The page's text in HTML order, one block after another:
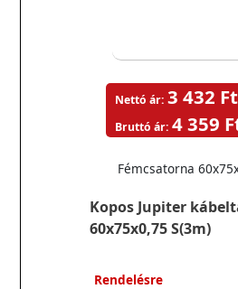
Kopos Jupiter
60x75x0,75 S(3m)
Fémcsatorna
Nettó ár: 3 432 Ft
Bruttó ár: 4 359
Rendelésre